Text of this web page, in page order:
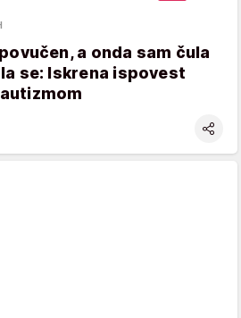
a onda sam čula
se: Iskrena ispovest